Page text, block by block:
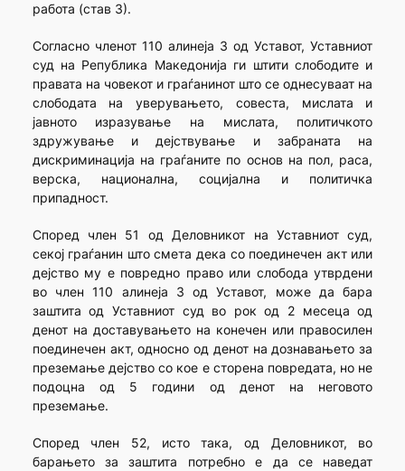
работа (став 3).
Согласно членот 110 алинеја 3 од Уставот, Уставниот
суд на Република Македонија ги штити слободите и
правата на човекот и граѓанинот што се однесуваат на
слободата на уверувањето, совеста, мислата и
јавното изразување на мислата, политичкото
здружување и дејствување и забраната на
дискриминација на граѓаните по основ на пол, раса,
верска, национална, социјална и политичка
припадност.
Според член 51 од Деловникот на Уставниот суд,
секој граѓанин што смета дека со поединечен акт или
дејство му е повредно право или слобода утврдени
во член 110 алинеја 3 од Уставот, може да бара
заштита од Уставниот суд во рок од 2 месеца од
денот на доставувањето на конечен или правосилен
поединечен акт, односно од денот на дознавањето за
преземање дејство со кое е сторена повредата, но не
подоцна од 5 години од денот на неговото
преземање.
Според член 52, исто така, од Деловникот, во
барањето за заштита потребно е да се наведат